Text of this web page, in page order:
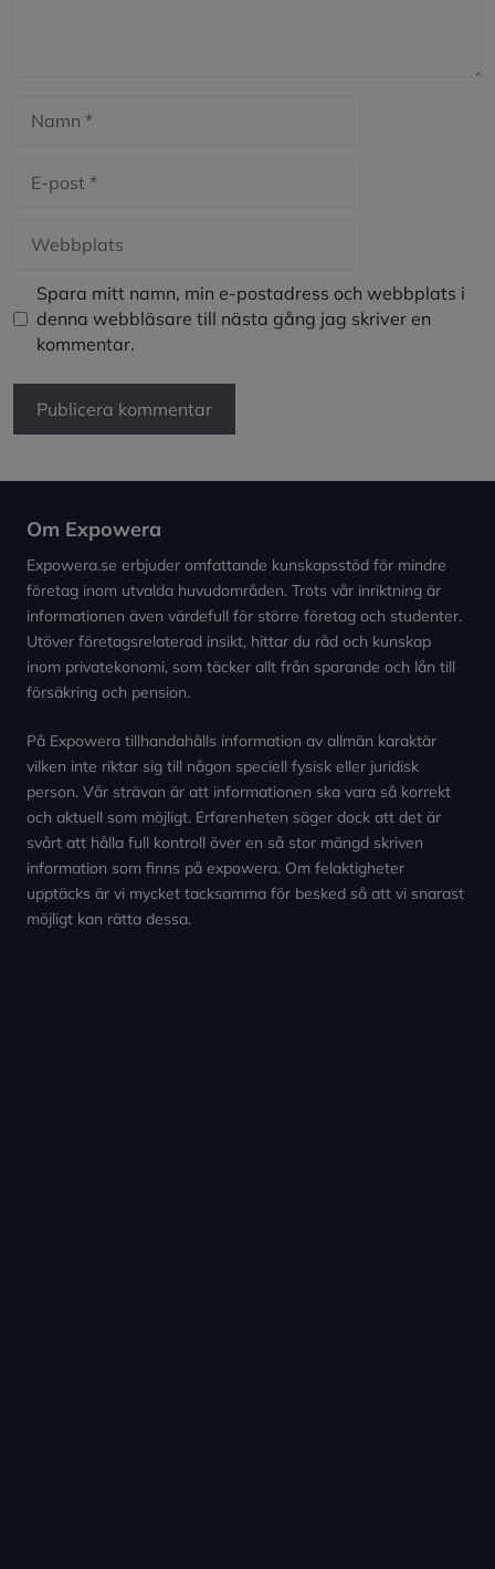
post
Spara mitt namn, min e-postadress och webbplats i
denna webbläsare till nästa gång jag skriver en
kommentar.
Om Expowera
Expowera.se erbjuder omfattande kunskapsstöd för mindre
företag inom utvalda huvudområden. Trots vår inriktning är
informationen även värdefull för större företag och studenter.
Utöver företagsrelaterad insikt, hittar du råd och kunskap
inom privatekonomi, som täcker allt från sparande och lån till
försäkring och pension.
På Expowera tillhandahålls information av allmän karaktär
vilken inte riktar sig till någon speciell fysisk eller juridisk
person. Vår strävan är att informationen ska vara så korrekt
och aktuell som möjligt. Erfarenheten säger dock att det är
svårt att hålla full kontroll över en så stor mängd skriven
information som finns på expowera. Om felaktigheter
upptäcks är vi mycket tacksamma för besked så att vi snarast
möjligt kan rätta dessa.